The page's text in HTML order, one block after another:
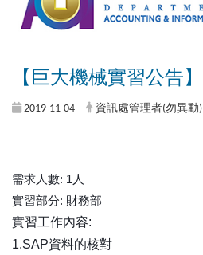
【巨大機械實習公告】
2019-11-04 資訊處管理者(勿異動)
需求人數: 1人
實習部分: 財務部
實習工作內容:
1.SAP資料的核對